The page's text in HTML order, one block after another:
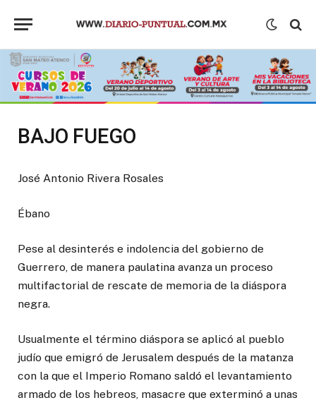
BAJO FUEGO
José Antonio Rivera Rosales
Ébano
Pese al desinterés e indolencia del gobierno de
Guerrero, de manera paulatina avanza un proceso
multifactorial de rescate de memoria de la diáspora
negra.
Usualmente el término diáspora se aplicó al pueblo
judío que emigró de Jerusalem después de la matanza
con la que el Imperio Romano saldó el levantamiento
armado de los hebreos, masacre que exterminó a unas